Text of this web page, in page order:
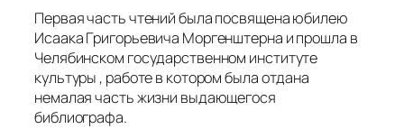
Первая часть чтений была посвящена юбилею
Исаака Григорьевича Моргенштерна и прошла в
Челябинском государственном институте
культуры , работе в котором была отдана
немалая часть жизни выдающегося
библиографа.